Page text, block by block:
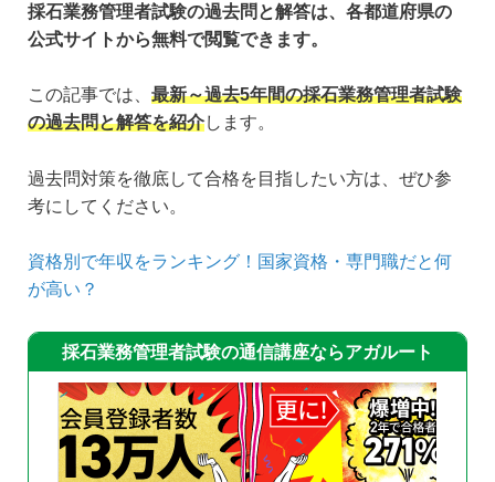
採石業務管理者試験の過去問と解答は、各都道府県の
公式サイトから無料で閲覧できます。
この記事では、 最新～過去5年間の採石業務管理者試験
の過去問と解答を紹介します。
過去問対策を徹底して合格を目指したい方は、ぜひ参
考にしてください。
資格別で年収をランキング！国家資格・専門職だと何
が高い？
採石業務管理者試験の通信講座ならアガルート